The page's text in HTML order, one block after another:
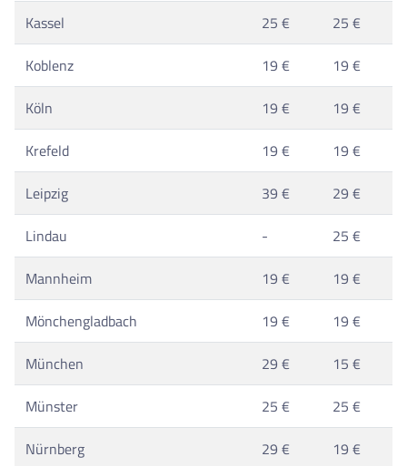
Kassel 25 €
25 €
Koblenz
19 €
19 €
Köln
19 €
19 €
Krefeld
19 €
19 €
Leipzig
39 €
29 €
Lindau
-
25 €
Mannheim
19 €
19 €
Mönchengladbach
19 €
19 €
München
29 €
15 €
Münster
25 €
25 €
Nürnberg
29 €
19 €